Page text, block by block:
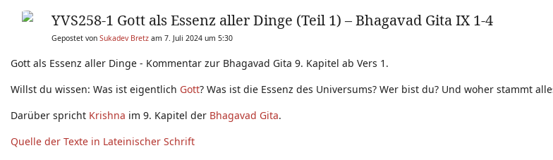
YVS258-1 Gott als Essenz aller Dinge (Teil 1) – Bhagavad Gita IX 1-4
Gepostet von Sukadev Bretz am 7. Juli 2024 um 5:30
Gott als Essenz aller Dinge - Kommentar zur Bhagavad Gita 9. Kapitel ab Vers 1.
Willst du wissen: Was ist eigentlich Gott? Was ist die Essenz des Universums? Wer bist du? Und woher stammt
Darüber spricht Krishna im 9. Kapitel der Bhagavad Gita.
Quelle der Texte in Lateinischer Schrift